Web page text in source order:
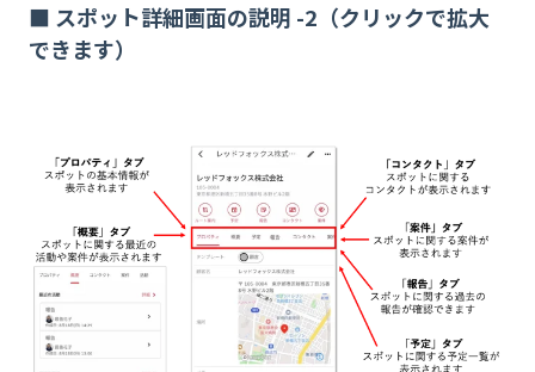
■ スポット詳細画面の説明 -2（クリックで拡大
できます）